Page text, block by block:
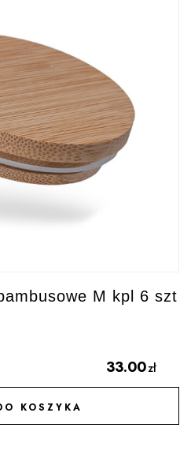
M kpl 6 szt
33.00zł
KOSZYKA
ULUBIONYCH